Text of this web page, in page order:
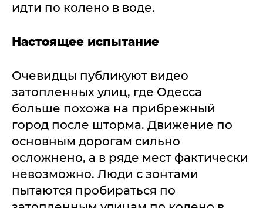
идти по колено в воде.
Настоящее испытание
Очевидцы публикуют видео
затопленных улиц, где Одесса
больше похожа на прибрежный
город после шторма. Движение по
основным дорогам сильно
осложнено, а в ряде мест фактически
невозможно. Люди с зонтами
пытаются пробираться по